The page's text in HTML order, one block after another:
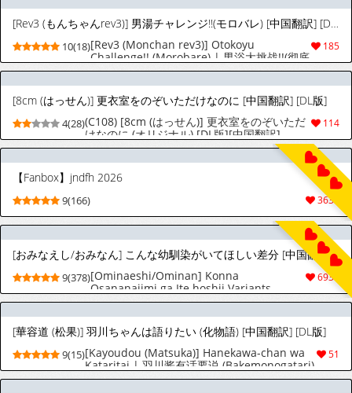
[Rev3 (もんちゃんrev3)] 男湯チャレンジ!!(モロバレ) [中国翻訳] [DL版] [無修正]
185
10(18)[Rev3 (Monchan rev3)] Otokoyu
Challenge!! (Morobare) | 男浴大挑战!!(彻底
暴露) [Chinese] [欶澜汉化组] [Digital]
[Decensored]
[8cm (はっせん)] 更衣室をのぞいただけなのに [中国翻訳] [DL版]
114
4(28)(C108) [8cm (はっせん)] 更衣室をのぞいただ
けなのに (オリジナル) [DL版][中国翻訳]
【Fanbox】jndfh 2026
3635
9(166)
[おみなえし/おみなん] こんな幼馴染がいてほしい差分 [中国翻訳] [Adoscc 個人翻訳]
6937
9(378)[Ominaeshi/Ominan] Konna
Osananajimi ga Ite hoshii Variants
(Sabun) | 想要这样的青梅竹马差分
[Chinese] [Adoscc 個人翻訳]
[華容道 (松果)] 羽川ちゃんは語りたい (化物語) [中国翻訳] [DL版]
51
9(15)[Kayoudou (Matsuka)] Hanekawa-chan wa
Kataritai | 羽川酱有话要说 (Bakemonogatari)
[Chinese] [琥珀汉化组] [Digital]